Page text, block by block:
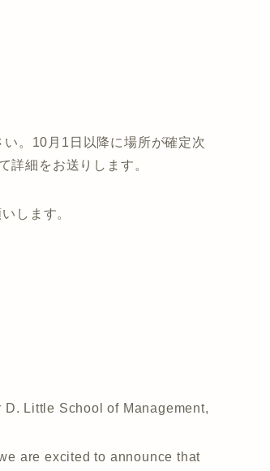
。10月1日以降に場所が確定次
詳細をお送りします。
します。
Little School of Management,
are excited to announce that